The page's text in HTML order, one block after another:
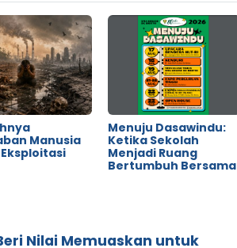
Manusia
Menuju Dasawindu:
Ketika Sekolah
Menjadi Ruang
Bertumbuh Bersama
Nilai Memuaskan untuk